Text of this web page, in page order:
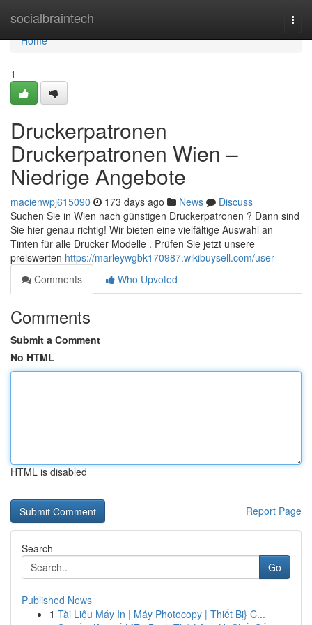
socialbraintech
Home
Home
1
Druckerpatronen
Druckerpatronen Wien –
Niedrige Angebote
macienwpj615090 173 days ago News
Discuss
Suchen Sie in Wien nach günstigen Druckerpatronen ? Dann sind
Sie hier genau richtig! Wir bieten eine vielfältige Auswahl an
Tinten für alle Drucker Modelle . Prüfen Sie jetzt unsere
preiswerten https://marleywgbk170987.wikibuysell.com/user
Comments
Who Upvoted
Comments
Submit a Comment
No HTML
HTML is disabled
Report Page
Search
Go
Published News
1 Tài Liệu Máy In | Máy Photocopy | Thiết Bị} C...